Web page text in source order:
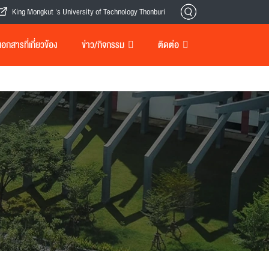
King Mongkut 's University of Technology Thonburi
กสารที่เกี่ยวข้อง ข่าว/กิจกรรม ติดต่อ